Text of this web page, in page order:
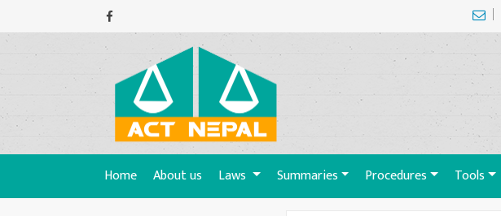
Home(current)
About us Laws Summaries Procedures Tools